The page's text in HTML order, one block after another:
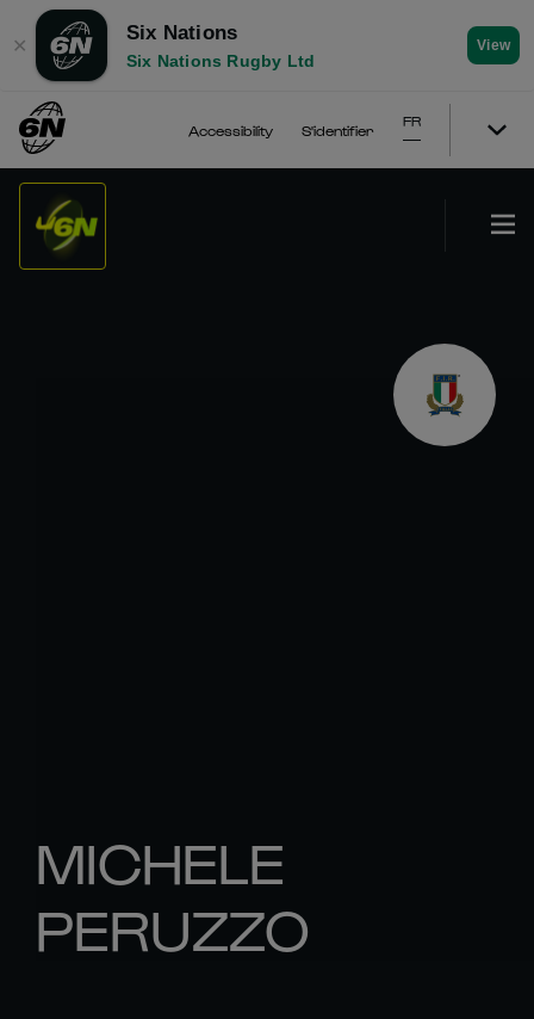
✕
Six Nations
Six Nations Rugby Ltd
View
Accessibility S'identifier
FR
MICHELE
PERUZZO